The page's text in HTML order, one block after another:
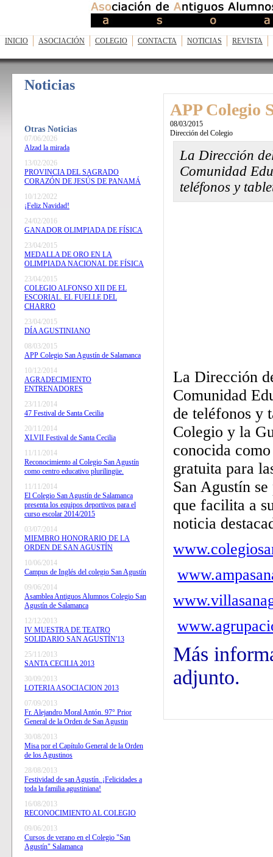
INICIO ASOCIACIÓN COLEGIO CONTACTA NOTICIAS REVISTA
Noticias
Otras Noticias
07/06/2026
Alzad la mirada
13/02/2026
PROVINCIA DEL SAGRADO
CORAZÓN DE JESÚS DE PANAMÁ
10/12/2022
¡Feliz Navidad!
24/02/2016
GANADOR OLIMPIADA DE FÍSICA
23/04/2015
MEDALLA DE ORO EN LA
OLIMPIADA NACIONAL DE FÍSICA
23/04/2015
COLEGIO ALFONSO XII DE EL
ESCORIAL. EL FUELLE DEL
CHARRO
23/04/2015
DÍA AGUSTINIANO
08/03/2015
APP Colegio San Agustín de Salamanca
10/12/2014
AGRADECIMIENTO
ENTRENADORES
23/11/2014
47 Festival de Santa Cecilia
20/11/2014
XLVII Festival de Santa Cecilia
11/11/2014
Reconocimiento al Colegio San Agustín
como centro educativo plurilingüe.
11/11/2014
El Colegio San Agustín de Salamanca
presenta los equipos deportivos para el
curso escolar 2014/2015
03/07/2014
MIEMBRO HONORARIO DE LA
ORDEN DE SAN AGUSTÍN
10/06/2014
Campus de Inglés del colegio San Agustín
09/06/2014
Asamblea Antiguos Alumnos Colegio San
Agustín de Salamanca
12/12/2013
IV MUESTRA DE TEATRO
SOLIDARIO SAN AGUSTÍN'13
25/11/2013
SANTA CECILIA 2013
30/09/2013
LOTERIA ASOCIACION 2013
07/09/2013
Fr. Alejandro Moral Antón. 97° Prior
General de la Orden de San Agustin
30/08/2013
Misa por el Capítulo General de la Orden
de los Agustinos
28/08/2013
Festividad de san Agustín. ¡Felicidades a
toda la familia agustiniana!
16/08/2013
RECONOCIMIENTO AL COLEGIO
09/06/2013
Cursos de verano en el Colegio "San
Agustín" Salamanca
APP Colegio
08/03/2015
Dirección del Colegio
La Dirección
Comunidad
teléfonos y
La Dirección
Comunidad
de teléfonos y
Colegio y la
conocida
gratuita para
San Agustín
que facilita a
noticia
Más
adjunto.